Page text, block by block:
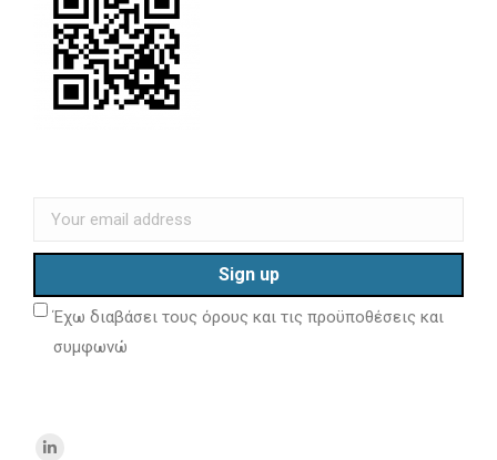
Έχω διαβάσει τους όρους και τις προϋποθέσεις και
συμφωνώ
Find us on: